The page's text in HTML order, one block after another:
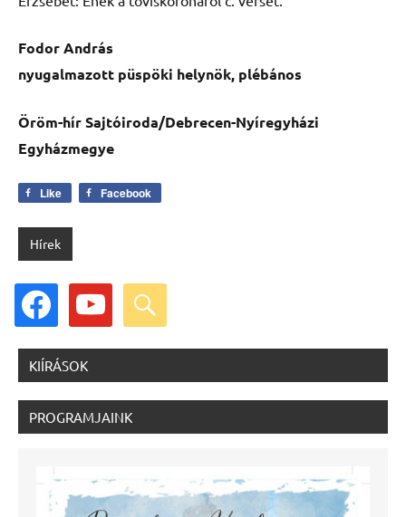
Fodor András
nyugalmazott püspöki helynök, plébános
Öröm-hír Sajtóiroda/Debrecen-Nyíregyházi
Egyházmegye
Like Facebook
Hírek
facebook youtube search
KIÍRÁSOK
PROGRAMJAINK